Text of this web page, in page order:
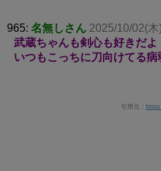
965: 名無しさん 2025/10/02(
武蔵ちゃんも剣心も好きだよ
いつもこっちに刀向けてる
引用元：